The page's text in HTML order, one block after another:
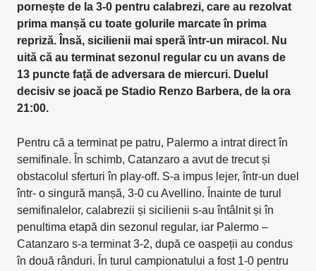
pornește de la 3-0 pentru calabrezi, care au rezolvat
prima manșă cu toate golurile marcate în prima
repriză. Însă, sicilienii mai speră într-un miracol. Nu
uită că au terminat sezonul regular cu un avans de
13 puncte față de adversara de miercuri. Duelul
decisiv se joacă pe Stadio Renzo Barbera, de la ora
21:00.
Pentru că a terminat pe patru, Palermo a intrat direct în
semifinale. În schimb, Catanzaro a avut de trecut și
obstacolul sferturi în play-off. S-a impus lejer, într-un duel
într- o singură manșă, 3-0 cu Avellino. Înainte de turul
semifinalelor, calabrezii și sicilienii s-au întâlnit și în
penultima etapă din sezonul regular, iar Palermo –
Catanzaro s-a terminat 3-2, după ce oaspeții au condus
în două rânduri. În turul campionatului a fost 1-0 pentru